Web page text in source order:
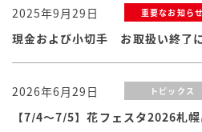
2025年9月29日 重要なお知らせ
現金および小切手 お取扱い終了
2026年6月29日 トピックス
【7/4～7/5】花フェスタ2026札